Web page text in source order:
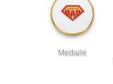
Medaile